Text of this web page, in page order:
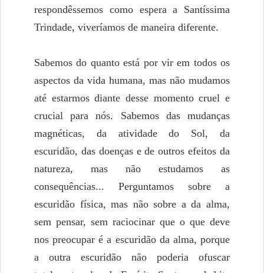
respondêssemos como espera a Santíssima
Trindade, viveríamos de maneira diferente.
Sabemos do quanto está por vir em todos os
aspectos da vida humana, mas não mudamos
até estarmos diante desse momento cruel e
crucial para nós. Sabemos das mudanças
magnéticas, da atividade do Sol, da
escuridão, das doenças e de outros efeitos da
natureza, mas não estudamos as
consequências... Perguntamos sobre a
escuridão física, mas não sobre a da alma,
sem pensar, sem raciocinar que o que deve
nos preocupar é a escuridão da alma, porque
a outra escuridão não poderia ofuscar